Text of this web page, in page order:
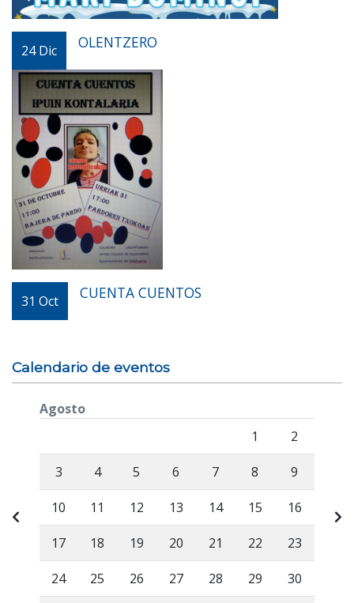
24 Dic OLENTZERO
31 Oct CUENTA CUENTOS
Calendario de eventos
Agosto
Viernes Sábado
1 2
3 4 5 6 7 8 9
10 11 12 13 14 15 16
17 18 19 20 21 22 23
24 25 26 27 28 29 30